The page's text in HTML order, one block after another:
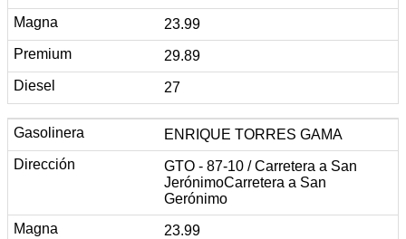
23.99
29.89
27
ENRIQUE TORRES GAMA
GTO - 87-10 / Carretera a San
JerónimoCarretera a San
Gerónimo
23.99